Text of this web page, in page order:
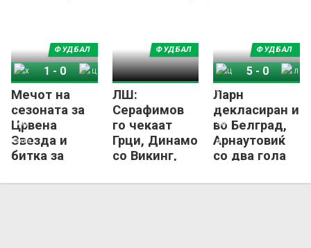
Мечот на
сезоната за
Црвена
Звезда и
битка за
милиони
ФУДБАЛ
Хапоел Беер Шева
1 - 0
ЛШ:
Серафимов
го чекаат
Грци, Динамо
со Викинг,
добро!
ФУДБАЛ
Ларн
декласиран и
во Белград,
Арнаутовиќ
со два гола
следниот
ФУДБАЛ
Црвена Звезда
5- 0